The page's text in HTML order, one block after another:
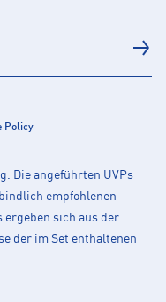
Policy
Die angeführten UVPs
empfohlenen
ergeben sich aus der
der im Set enthaltenen